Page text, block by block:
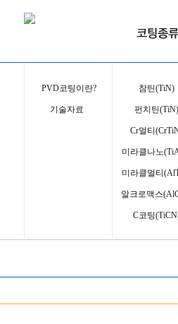
PVD코팅이란?
기술자료
참틴(TiN)
펀치틴(TiN)
Cr멀티
미라클나노
미라클멀티
알크로맥스
C코팅